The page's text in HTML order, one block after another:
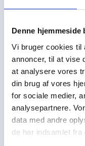
Denne hjemmeside
Vi bruger cookies til
annoncer, til at vise
at analysere vores
din brug af vores
for sociale medier,
analysepartnere.
data med andre
de har indsamlet fra